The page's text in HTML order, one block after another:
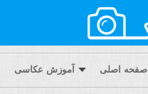
صفحه اصلی آموزش عکاسی